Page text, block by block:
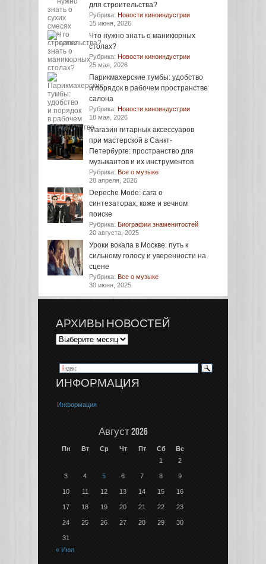
для строительства?
Рубрика: Новости киноиндустрии
15 июня, 2026
Что нужно знать о маникюрных
столах?
Рубрика: Новости киноиндустрии
25 мая, 2026
Парикмахерские тумбы: удобство
и порядок в рабочем пространстве
салона
Рубрика: Новости киноиндустрии
18 мая, 2026
Магазин гитарных аксессуаров
при мастерской в Санкт-
Петербурге: пространство для
музыкантов и их инструментов
Рубрика: Все о музыке
28 апреля, 2026
Depeche Mode: сага о
синтезаторах, коже и вечном
поиске
Рубрика: Биографии знаменитостей
20 августа, 2025
Уроки вокала в Москве: путь к
сильному голосу и уверенности на
сцене
Рубрика: Все о музыке
30 июня, 2025
АРХИВЫ НОВОСТЕЙ
ИНФОРМАЦИЯ
Информация
Август 2026
Пн Вт Ср Чт Пт Сб
Вс
1
2
3 4 5 6 7 8 9
10 11 12 13 14 15 16
17 18 19 20 21 22 23
24 25 26 27 28 29 30
31
« Июл